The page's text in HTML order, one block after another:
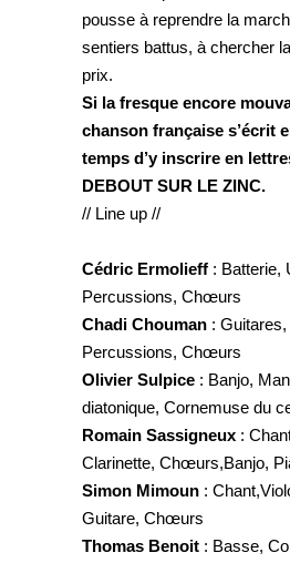
pousse à reprendre la
sentiers battus, à chercher
prix.
Si la fresque encore
chanson française s’écrit
temps d’y inscrire en
DEBOUT SUR LE ZINC.
// Line up //
Cédric Ermolieff : Batterie,
Percussions, Chœurs
Chadi Chouman :
Percussions, Chœurs
Olivier Sulpice : Banjo,
diatonique, Cornemuse du
Romain Sassigneux :
Clarinette, Chœurs,Banjo,
Simon Mimoun :
Guitare, Chœurs
Thomas Benoit : Basse,